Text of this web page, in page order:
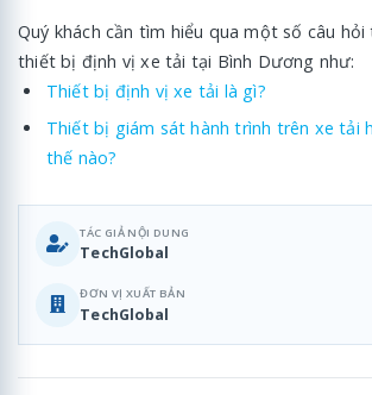
Quý khách cần tìm hiểu qua một số câu
thiết bị định vị xe tải tại Bình Dương như:
Thiết bị định vị xe tải là gì?
Thiết bị giám sát hành trình trên xe tải
thế nào?
TÁC GIẢ NỘI DUNG
TechGlobal
ĐƠN VỊ XUẤT BẢN
TechGlobal